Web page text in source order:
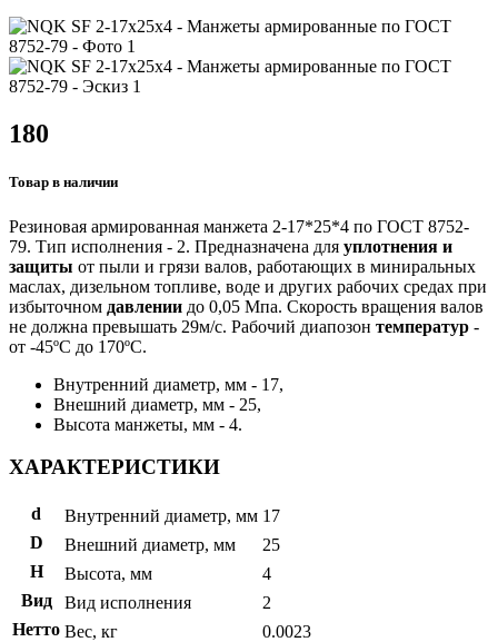
180
Товар в наличии
Резиновая армированная манжета 2-17*25*4 по ГОСТ 8752-
79. Тип исполнения - 2. Предназначена для уплотнения и
защиты от пыли и грязи валов, работающих в миниральных
маслах, дизельном топливе, воде и других рабочих средах при
избыточном давлении до 0,05 Мпа. Скорость вращения валов
не должна превышать 29м/с. Рабочий диапозон температур -
от -45ºС до 170ºС.
Внутренний диаметр, мм - 17,
Внешний диаметр, мм - 25,
Высота манжеты, мм - 4.
ХАРАКТЕРИСТИКИ
d Внутренний диаметр, мм 17
D
Внешний диаметр, мм
25
H
Высота, мм
4
Вид
Вид исполнения
2
Нетто Вес, кг 0.0023